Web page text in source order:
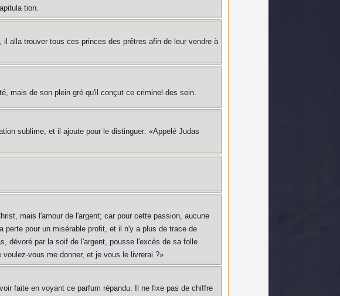
tion.
il alla trouver tous ces princes des prêtres afin de leur vendre à
mais de son plein gré qu'il conçut ce criminel des sein.
sublime, et il ajoute pour le distinguer: «Appelé Judas
mais l'amour de l'argent; car pour cette passion, aucune
perte pour un misérable profit, et il n'y a plus de trace de
dévoré par la soif de l'argent, pousse l'excès de sa folle
vous me donner, et je vous le livrerai ?»
faite en voyant ce parfum répandu. Il ne fixe pas de chiffre